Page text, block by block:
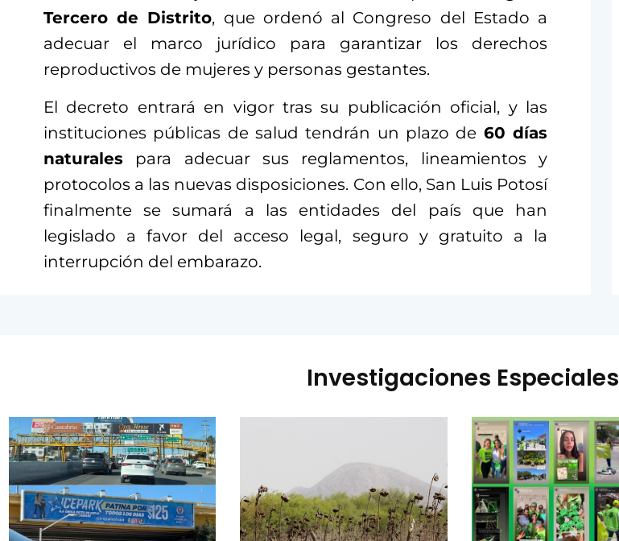
Tercero de Distrito, que ordenó al Congreso del Estado a
adecuar el marco jurídico para garantizar los derechos
reproductivos de mujeres y personas gestantes.
El decreto entrará en vigor tras su publicación oficial, y las
instituciones públicas de salud tendrán un plazo de 60 días
naturales para adecuar sus reglamentos, lineamientos y
protocolos a las nuevas disposiciones. Con ello, San Luis Potosí
finalmente se sumará a las entidades del país que han
legislado a favor del acceso legal, seguro y gratuito a la
interrupción del embarazo.
Investigaciones Especiales